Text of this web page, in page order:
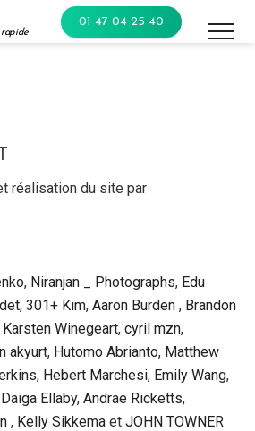
rapide
01 47 04 25 40
réalisation du site par
, Niranjan _ Photographs, Edu
, 301+ Kim, Aaron Burden , Brandon
Karsten Winegeart, cyril mzn,
akyurt, Hutomo Abrianto, Matthew
, Hebert Marchesi, Emily Wang,
Daiga Ellaby, Andrae Ricketts,
, Kelly Sikkema et JOHN TOWNER